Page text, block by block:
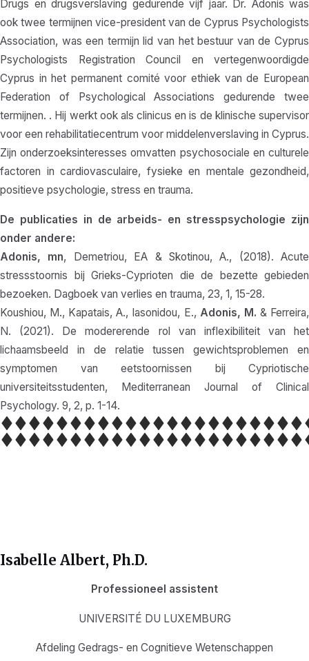
Drugs en drugsverslaving gedurende vijf jaar. Dr. Adonis was
ook twee termijnen vice-president van de Cyprus Psychologists
Association, was een termijn lid van het bestuur van de Cyprus
Psychologists Registration Council en vertegenwoordigde
Cyprus in het permanent comité voor ethiek van de European
Federation of Psychological Associations gedurende twee
termijnen. . Hij werkt ook als clinicus en is de klinische supervisor
voor een rehabilitatiecentrum voor middelenverslaving in Cyprus.
Zijn onderzoeksinteresses omvatten psychosociale en culturele
factoren in cardiovasculaire, fysieke en mentale gezondheid,
positieve psychologie, stress en trauma.
De publicaties in de arbeids- en stresspsychologie zijn
onder andere:
Adonis, mn, Demetriou, EA & Skotinou, A., (2018). Acute
stressstoornis bij Grieks-Cyprioten die de bezette gebieden
bezoeken. Dagboek van verlies en trauma, 23, 1, 15-28.
Koushiou, M., Kapatais, A., Iasonidou, E., Adonis, M. & Ferreira,
N. (2021). De modererende rol van inflexibiliteit van het
lichaamsbeeld in de relatie tussen gewichtsproblemen en
symptomen van eetstoornissen bij Cypriotische
universiteitsstudenten, Mediterranean Journal of Clinical
Psychology. 9, 2, p. 1-14.
Isabelle Albert, Ph.D.
Professioneel assistent
UNIVERSITÉ DU LUXEMBURG
Afdeling Gedrags- en Cognitieve Wetenschappen